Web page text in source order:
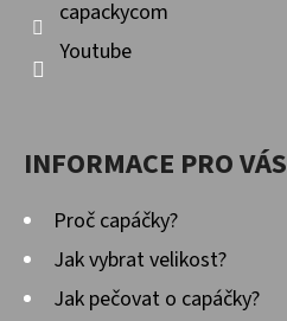
capackycom
Youtube
INFORMACE PRO VÁS
Proč capáčky?
Jak vybrat velikost?
Jak pečovat o capáčky?